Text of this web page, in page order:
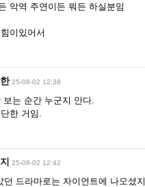
악역 주연이든 뭐든 하실분임
이있어서
25-08-02 12:38
는 순간 누군지 안다.
한 거임.
25-08-02 12:42
던 드라마로는 자이언트에 나오셨지